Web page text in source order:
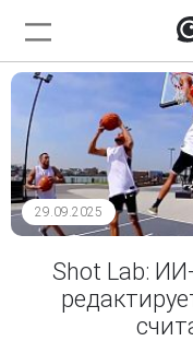
29.09.2025
Shot Lab: